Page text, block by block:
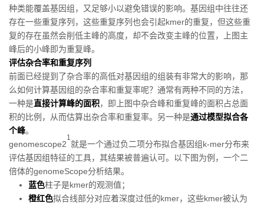
种类能覆盖基因组，又足够小以避免错误的影响。基因组中往往还
存在一些重复序列，这些重复序列也会引起kmer的重复，但这些重
复的存在虽然会削低主峰的高度，却不会改变主峰的位置，上图主
峰后的小峰即为重复峰。
评估杂合率和重复序列
前面已经提到了杂合率的高低对基因组的组装有非常大的影响，那
么如何计算基因组的杂合率和重复率呢？通常有两种不同的方法，
一种是直接计算峰的面积，即上图中杂合峰和重复峰的面积占总面
积的比例，从而估算出杂合率和重复率。另一种是通过模型拟合各
个峰。
genomescope2
1
就是一个通过负二项分布拟合基因组k-mer分布来
评估基因组特征的工具，其结果被普遍认可。以下图为例，一个二
倍体的genomeScope分析结果。
蓝色柱子是kmer的观测值；
橙红色拟合线部分对应着深度过低的kmer，这些kmer被认为